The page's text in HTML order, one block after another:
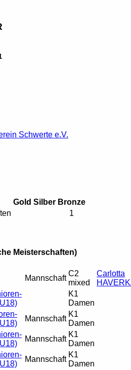
Schwerte e.V.
Gold Silber Bronze
1
Meisterschaften)
Mannschaft
C2
mixed
Carlotta
K1
Damen
Mannschaft
K1
Damen
Mannschaft
K1
Damen
Mannschaft
K1
Damen